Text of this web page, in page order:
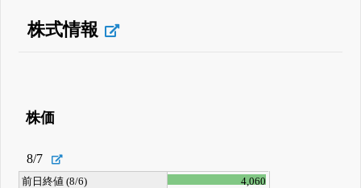
株式情報
株価
8/7
前日終値 (8/6)
4,060